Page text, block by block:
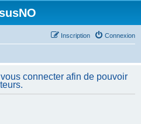
Connexion
Inscription
connecter afin de pouvoir